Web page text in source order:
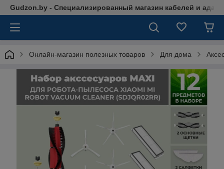
Gudzon.by - Специализированный магазин кабелей и
Онлайн-магазин полезных товаров Для дома